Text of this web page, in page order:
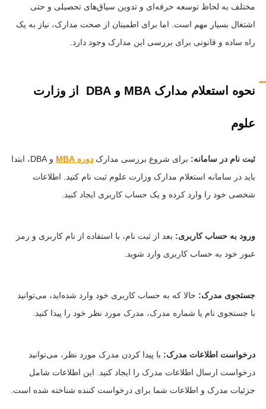
مختلف به لحاظ توسعه حرفه‌ای و تدوین سیاق‌های تحصیلی و حتی
اشتغال بسیار مهم است. اما برای اطمینان از صحت مدارک، نیاز به یک
راه ساده و قانونی برای بررسی این مدارک وجود دارد.
نحوه استعلام مدارک و از وزارت
علوم
ثبت نام در سامانه: برای شروع بررسی مدارک دوره MBA
و DBA، ابتدا
باید در سامانه استعلام مدارک وزارت علوم ثبت نام کنید. اطلاعات
شخصی خود را وارد کرده و یک حساب کاربری ایجاد کنید.
ورود به حساب کاربری: بعد از ثبت نام، با استفاده از نام کاربری و رمز
عبور خود به حساب کاربری وارد شوید.
جستجوی مدرک: حالا که به حساب کاربری خود وارد شده‌اید، می‌توانید
با جستجوی نام یا شماره مدرک، مدرک مورد نظر خود را پیدا کنید.
درخواست اطلاعات مدرک: با پیدا کردن مدرک مورد نظر، می‌توانید
درخواست ارسال اطلاعات مدرک را ایجاد کنید. این اطلاعات شامل
جزئیات مدرک و اطلاعات شما برای درخواست کننده شناخته شده است.